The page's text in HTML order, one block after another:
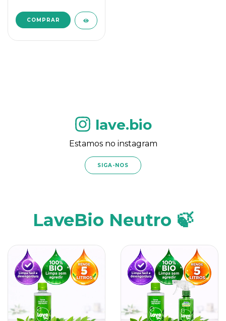
lave.bio
Estamos no instagram
SIGA-NOS
LaveBio Neutro 🍃